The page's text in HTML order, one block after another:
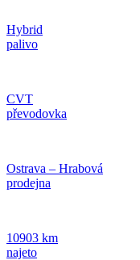
Hybrid
palivo
CVT
převodovka
Ostrava – Hrabová
prodejna
10903 km
najeto